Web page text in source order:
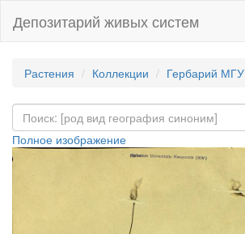
Депозитарий живых систем
Растения Коллекции Гербарий МГУ
Полное изображение